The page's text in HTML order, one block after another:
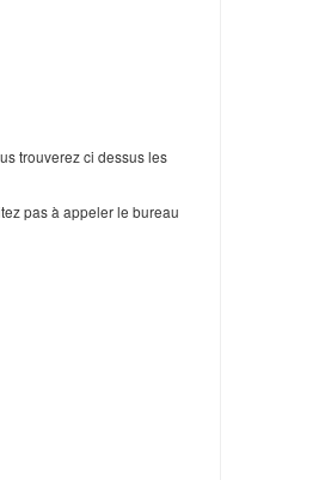
trouverez ci dessus les
pas à appeler le bureau